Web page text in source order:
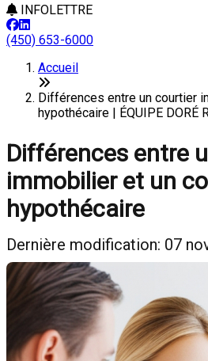
INFOLETTRE
(450) 653-6000
Accueil
Différences entre un courtier
hypothécaire | ÉQUIPE DORÉ
Différences entre
immobilier et un
hypothécaire
Dernière modification: 07